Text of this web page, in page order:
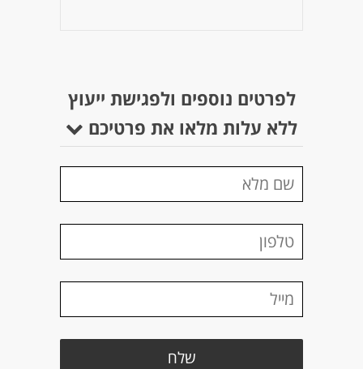
לפרטים נוספים ולפגישת ייעוץ
ללא עלות מלאו את פרטיכם